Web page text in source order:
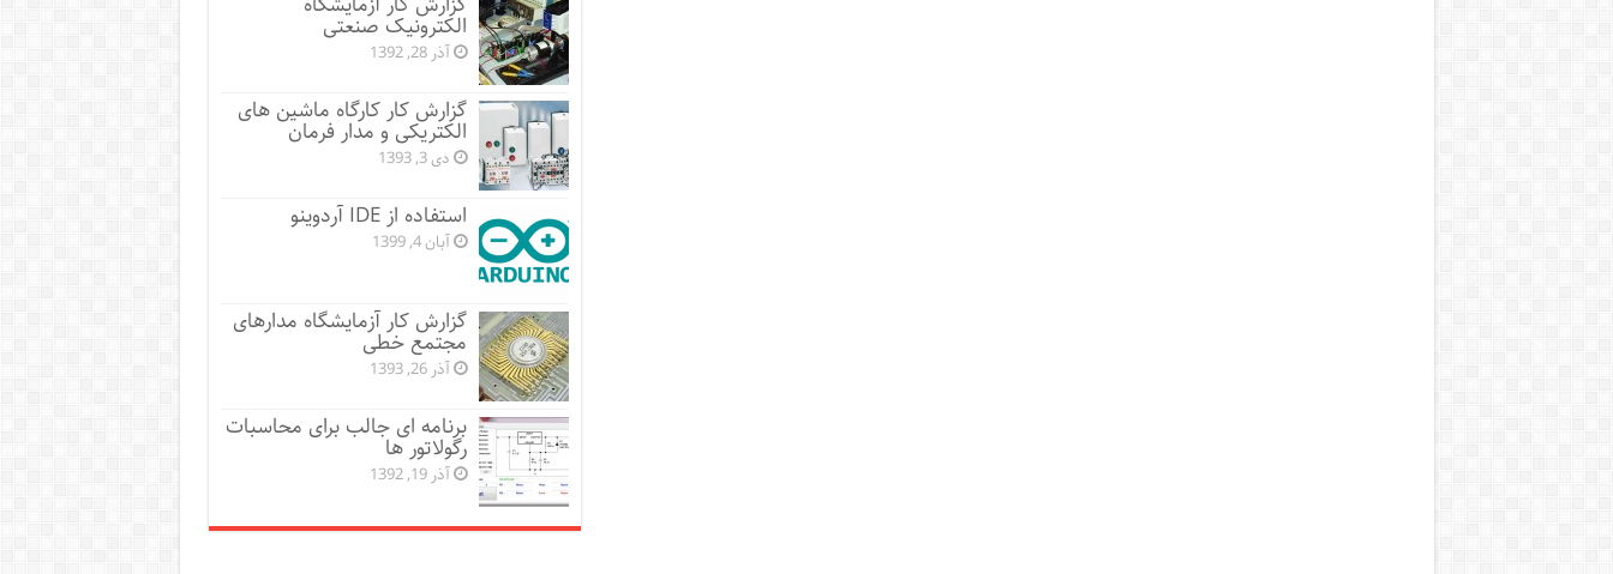
الکترونیک صنعتی
آذر 28, 1392
گزارش کار کارگاه ماشین های
الکتریکی و مدار فرمان
دی 3, 1393
استفاده از IDE آردوینو
آبان 4, 1399
گزارش کار آزمایشگاه مدارهای
مجتمع خطی
آذر 26, 1393
برنامه ای جالب برای محاسبات
رگولاتور ها
آذر 19, 1392